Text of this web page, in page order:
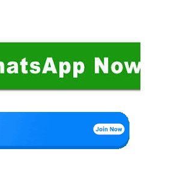
2026 - அனைத்து படிவங்களும் ஒரே